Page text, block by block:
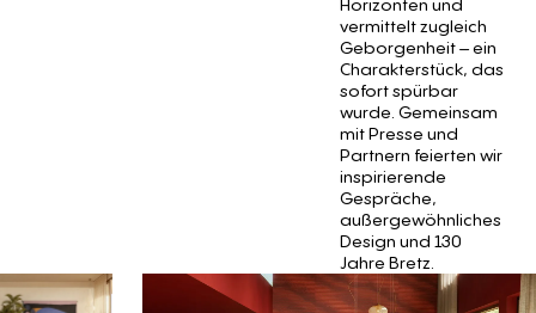
vermittelt zugleich
Geborgenheit – ein
Charakterstück, das
sofort spürbar
wurde. Gemeinsam
mit Presse und
Partnern feierten wir
inspirierende
Gespräche,
außergewöhnliches
Design und 130
Jahre Bretz.